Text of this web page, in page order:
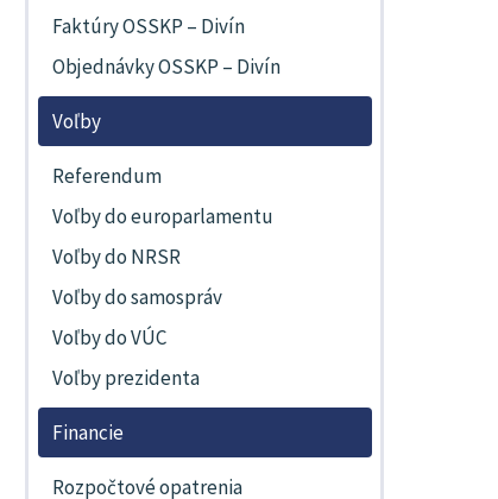
Faktúry OSSKP – Divín
Objednávky OSSKP – Divín
Voľby
Referendum
Voľby do europarlamentu
Voľby do NRSR
Voľby do samospráv
Voľby do VÚC
Voľby prezidenta
Financie
Rozpočtové opatrenia